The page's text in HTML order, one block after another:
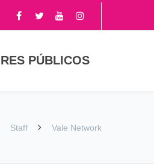
PÚBLICOS
Staff Vale Network